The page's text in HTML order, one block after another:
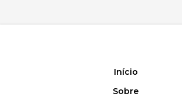
Início
Sobre